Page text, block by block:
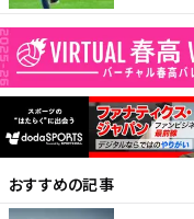
おすすめの記事